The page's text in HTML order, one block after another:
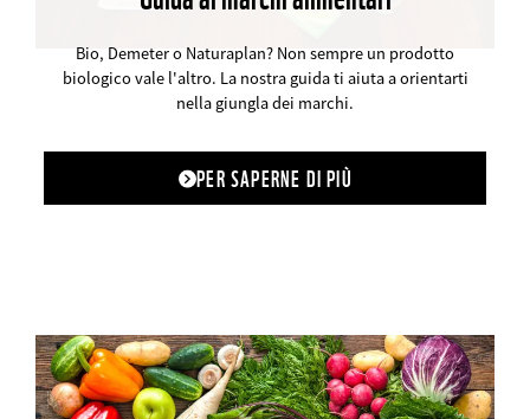
Bio, Demeter o Naturaplan? Non sempre un prodotto
biologico vale l'altro. La nostra guida ti aiuta a orientarti
nella giungla dei marchi.
PER SAPERNE DI PIÙ